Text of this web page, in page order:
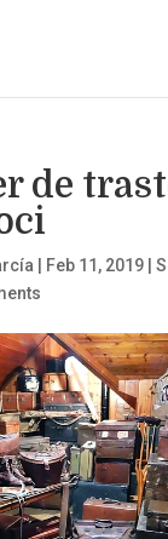
de
Feb 11, 2019|